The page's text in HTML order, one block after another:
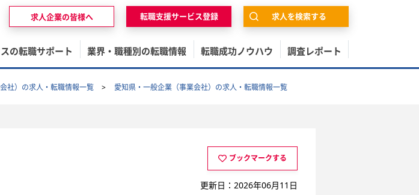
の転職サポート 業界・職種別の転職情報 転職成功ノウハウ 調査レポート
求人企業の皆様へ 転職支援サービス登録 求人を検索する
社）の求人・転職情報一覧 愛知県・一般企業（事業会社）の求人・転職情報一覧
ブックマークする
更新日：2026年06月11日